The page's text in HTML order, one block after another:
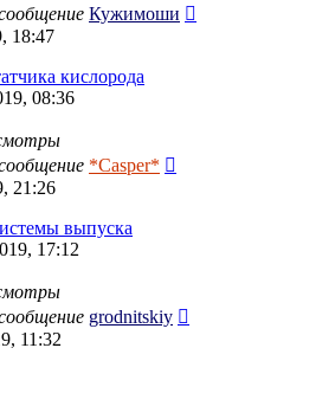
Кужимоши
18:47
кислорода
08:36
*Casper*
21:26
выпуска
17:12
grodnitskiy
11:32